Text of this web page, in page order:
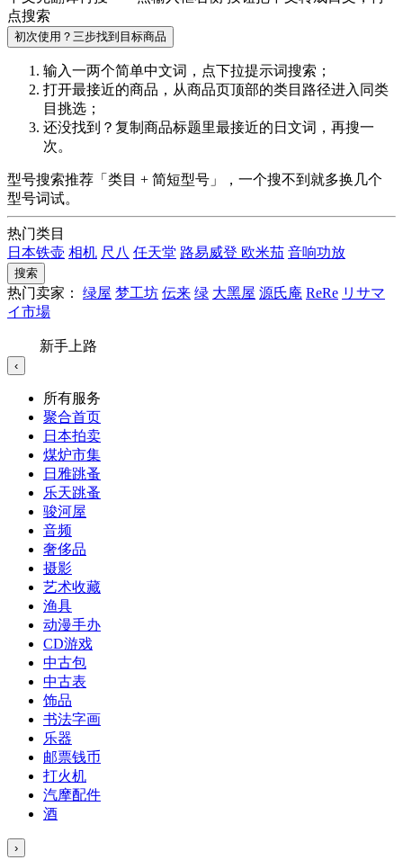
点搜索
初次使用？三步找到目标商品
输入一两个简单中文词，点下拉提示词搜索；
打开最接近的商品，从商品页顶部的类目路径进入同类
目挑选；
还没找到？复制商品标题里最接近的 日文词 ，再搜一
次。
型号搜索推荐「类目 + 简短型号」，一个搜不到就多换几个
型号词试。
热门类目
日本铁壶 相机 尺八 任天堂 路易威登 欧米茄 音响功放
搜索
热门卖家： 绿屋 梦工坊 伝来 绿 大黑屋 源氏庵 ReRe リサマ
イ市場
新手上路
‹
所有服务
聚合首页
日本拍卖
煤炉市集
日雅跳蚤
乐天跳蚤
骏河屋
音频
奢侈品
摄影
艺术收藏
渔具
动漫手办
CD游戏
中古包
中古表
饰品
书法字画
乐器
邮票钱币
打火机
汽摩配件
酒
›